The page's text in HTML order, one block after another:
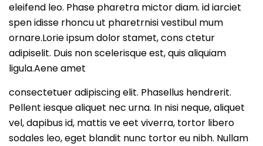
eleifend leo. Phase pharetra mictor diam. id iarciet
spen idisse rhoncu ut pharetrnisi vestibul mum
ornare.Lorie ipsum dolor stamet, cons ctetur
adipiselit. Duis non scelerisque est, quis aliquiam
ligula.Aene amet
consectetuer adipiscing elit. Phasellus hendrerit.
Pellent iesque aliquet nec urna. In nisi neque, aliquet
vel, dapibus id, mattis ve eet viverra, tortor libero
sodales leo, eget blandit nunc tortor eu nibh. Nullam